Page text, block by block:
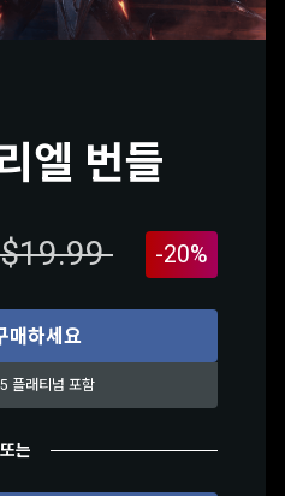
엘 번들
$19.99 -20%
매하세요
플래티넘 포함
또는